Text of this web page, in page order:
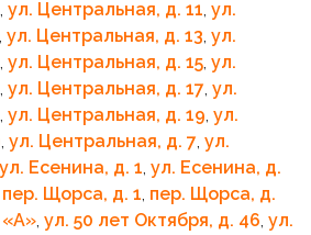
, ул. Центральная, д. 11, ул.
, ул. Центральная, д. 13, ул.
, ул. Центральная, д. 15, ул.
, ул. Центральная, д. 17, ул.
, ул. Центральная, д. 19, ул.
, ул. Центральная, д. 7, ул.
ул. Есенина, д. 1, ул. Есенина, д.
пер. Щорса, д. 1, пер. Щорса, д.
, ул. 50 лет Октября, д. 46, ул.